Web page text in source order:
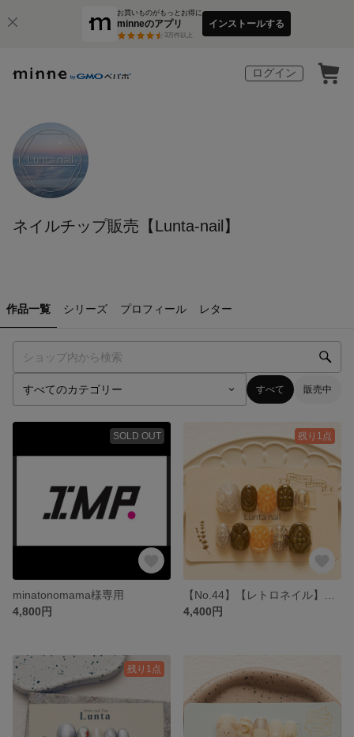
お買いものがもっとお得に
minneのアプリ
3万件以上
インストールする
ログイン
ネイルチップ販売【Lunta-nail】
作品一覧 シリーズ プロフィール レター
すべて 販売中
SOLD OUT
minatonomama様専用
4,800円
残り1点
4,400円
残り1点